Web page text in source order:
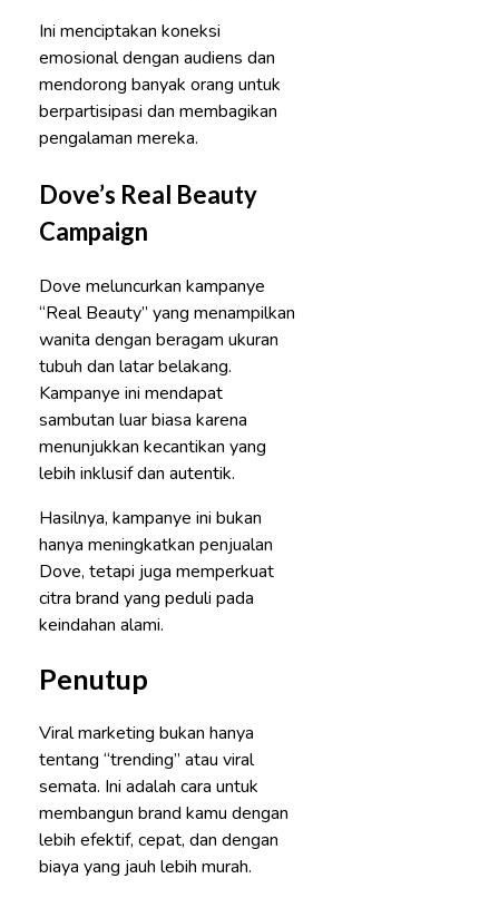
Ini menciptakan koneksi
emosional dengan audiens dan
mendorong banyak orang untuk
berpartisipasi dan membagikan
pengalaman mereka.
Dove’s Real Beauty
Campaign
Dove meluncurkan kampanye
“Real Beauty” yang menampilkan
wanita dengan beragam ukuran
tubuh dan latar belakang.
Kampanye ini mendapat
sambutan luar biasa karena
menunjukkan kecantikan yang
lebih inklusif dan autentik.
Hasilnya, kampanye ini bukan
hanya meningkatkan penjualan
Dove, tetapi juga memperkuat
citra brand yang peduli pada
keindahan alami.
Penutup
Viral marketing bukan hanya
tentang “trending” atau viral
semata. Ini adalah cara untuk
membangun brand kamu dengan
lebih efektif, cepat, dan dengan
biaya yang jauh lebih murah.